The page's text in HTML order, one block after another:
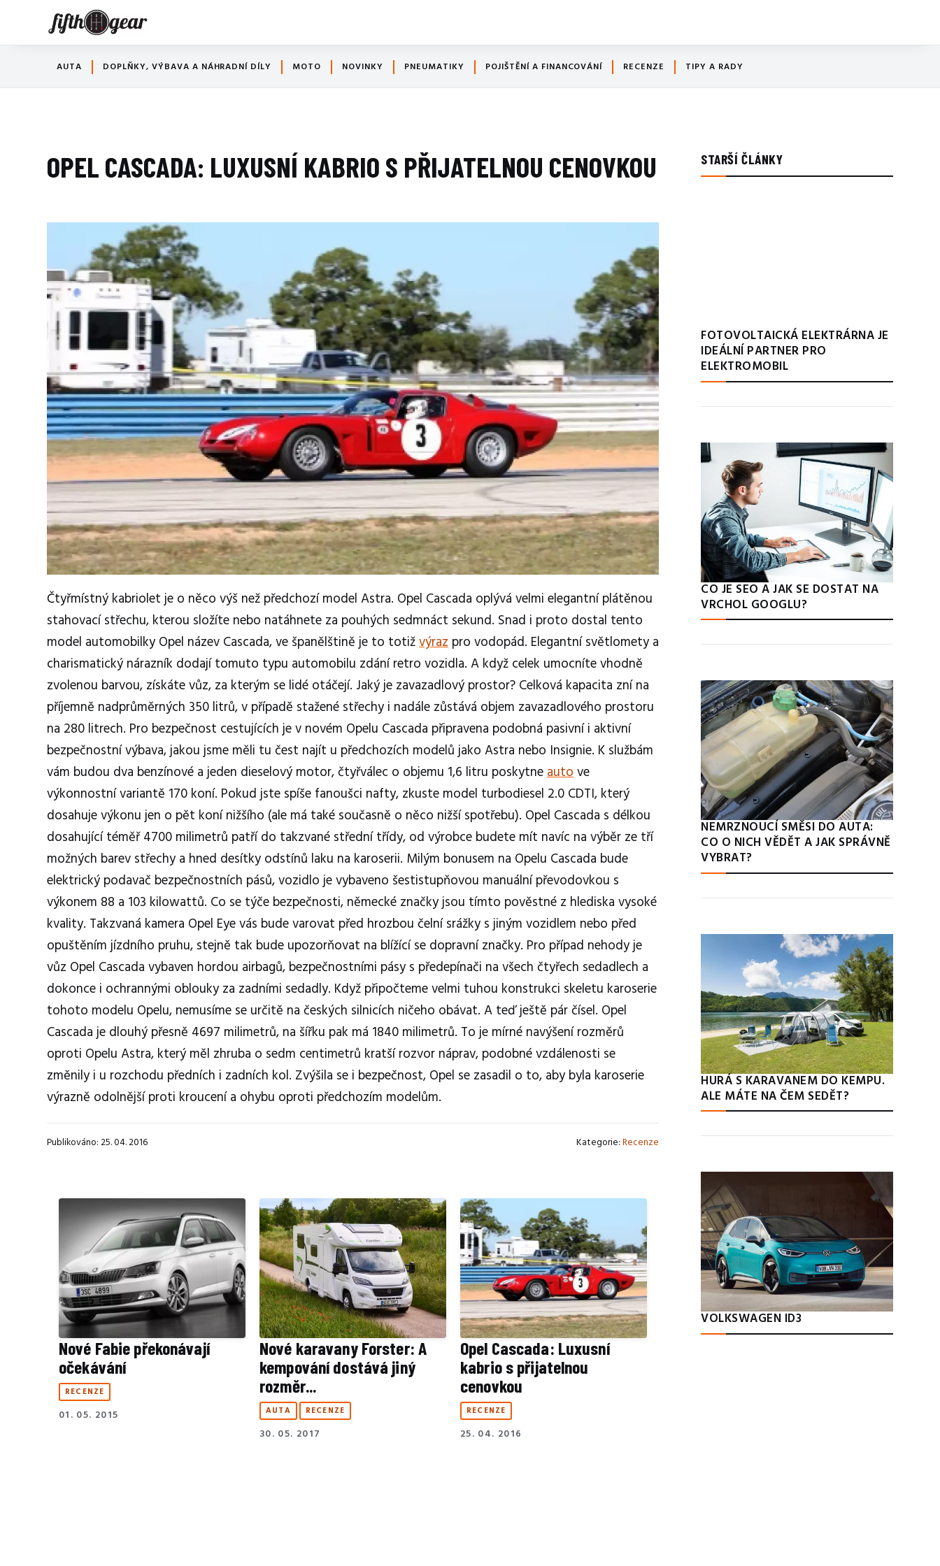
AUTA DOPLŇKY, VÝBAVA A NÁHRADNÍ DÍLY MOTO NOVINKY PNEUMATIKY POJIŠTĚNÍ A FINANCOVÁNÍ RECENZE TIPY A RADY
OPEL CASCADA: LUXUSNÍ KABRIO S PŘIJATELNOU CENOVKOU
Čtyřmístný kabriolet je o něco výš než předchozí model Astra. Opel Cascada oplývá velmi elegantní plátěnou
stahovací střechu, kterou složíte nebo natáhnete za pouhých sedmnáct sekund. Snad i proto dostal tento
model automobilky Opel název Cascada, ve španělštině je to totižvýraz pro vodopád. Elegantní světlomety a
charismatický nárazník dodají tomuto typu automobilu zdání retro vozidla. A když celek umocníte vhodně
zvolenou barvou, získáte vůz, za kterým se lidé otáčejí. Jaký je zavazadlový prostor? Celková kapacita zní na
příjemně nadprůměrných 350 litrů, v případě stažené střechy i nadále zůstává objem zavazadlového prostoru
na 280 litrech. Pro bezpečnost cestujících je v novém Opelu Cascada připravena podobná pasivní i aktivní
bezpečnostní výbava, jakou jsme měli tu čest najít u předchozích modelů jako Astra nebo Insignie. K službám
vám budou dva benzínové a jeden dieselový motor, čtyřválec o objemu 1,6 litru poskytneautove
výkonnostní variantě 170 koní. Pokud jste spíše fanoušci nafty, zkuste model turbodiesel 2.0 CDTI, který
dosahuje výkonu jen o pět koní nižšího (ale má také současně o něco nižší spotřebu). Opel Cascada s délkou
dosahující téměř 4700 milimetrů patří do takzvané střední třídy, od výrobce budete mít navíc na výběr ze tří
možných barev střechy a hned desítky odstínů laku na karoserii. Milým bonusem na Opelu Cascada bude
elektrický podavač bezpečnostních pásů, vozidlo je vybaveno šestistupňovou manuální převodovkou s
výkonem 88 a 103 kilowattů. Co se týče bezpečnosti, německé značky jsou tímto pověstné z hlediska vysoké
kvality. Takzvaná kamera Opel Eye vás bude varovat před hrozbou čelní srážky s jiným vozidlem nebo před
opuštěním jízdního pruhu, stejně tak bude upozorňovat na blížící se dopravní značky. Pro případ nehody je
vůz Opel Cascada vybaven hordou airbagů, bezpečnostními pásy s předepínači na všech čtyřech sedadlech a
dokonce i ochrannými oblouky za zadními sedadly. Když připočteme velmi tuhou konstrukci skeletu karoserie
tohoto modelu Opelu, nemusíme se určitě na českých silnicích ničeho obávat. A teď ještě pár čísel. Opel
Cascada je dlouhý přesně 4697 milimetrů, na šířku pak má 1840 milimetrů. To je mírné navýšení rozměrů
oproti Opelu Astra, který měl zhruba o sedm centimetrů kratší rozvor náprav, podobné vzdálenosti se
změnily i u rozchodu předních i zadních kol. Zvýšila se i bezpečnost, Opel se zasadil o to, aby byla karoserie
výrazně odolnější proti kroucení a ohybu oproti předchozím modelům.
Publikováno: 25. 04. 2016 Kategorie:Recenze
Nové Fabie překonávají
očekávání
RECENZE
01. 05. 2015
Nové karavany Forster: A
kempování dostává jiný
rozměr...
AUTA RECENZE
30. 05. 2017
Opel Cascada: Luxusní
kabrio s přijatelnou
cenovkou
RECENZE
25. 04. 2016
STARŠÍ ČLÁNKY
FOTOVOLTAICKÁ ELEKTRÁRNA JE
IDEÁLNÍ PARTNER PRO
ELEKTROMOBIL
CO JE SEO A JAK SE DOSTAT NA
VRCHOL GOOGLU?
NEMRZNOUCÍ SMĚSI DO AUTA:
CO O NICH VĚDĚT A JAK SPRÁVNĚ
VYBRAT?
HURÁ S KARAVANEM DO KEMPU.
ALE MÁTE NA ČEM SEDĚT?
VOLKSWAGEN ID3